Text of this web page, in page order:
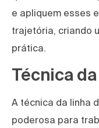
e apliquem esses
trajetória, criando
prática.
Técnica
A técnica da linha
poderosa para